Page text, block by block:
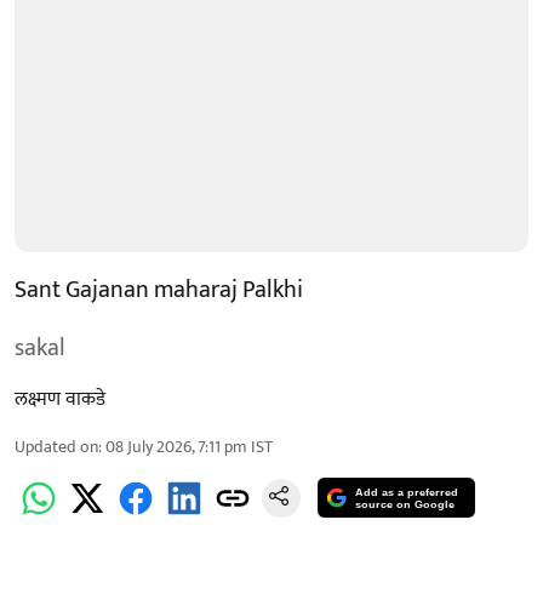
Sant Gajanan maharaj Palkhi
sakal
लक्ष्मण वाकडे
Updated on:08 July 2026, 7:11 pm IST
Add as a preferred
source on Google